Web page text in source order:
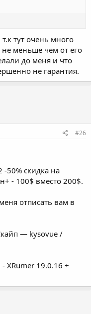
тут очень много
не меньше чем от его
до меня и что
не гарантия.
#26
-50% скидка на
- 100$ вместо 200$.
отписать вам в
— kysovue /
XRumer 19.0.16 +